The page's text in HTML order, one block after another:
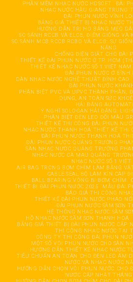
PHẦN MỀM NHẠC NƯỚC HDSOFT
ĐÀI
NHẠC NƯỚC HẬU GIANG TRUNG
ĐÀI PHUN NƯỚC VĨNH
BẢNG GIÁ THIẾT BỊ NHẠC NƯỚC
HƯỚNG DẪN TRỊ HO BẰNG MẸO
SO SÁNH RCCB VÀ ELCB, ĐIỂM GIỐNG VÀ
SO SÁNH MCB RCCB RCBO VÀ ELCB: SỰ
NĂNG
CHỐNG ĐIỆN GIẬT CHO ĐÀI
THIẾT KẾ ĐÀI PHUN NƯỚC Ở TP. HCM
THIẾT KẾ NHẠC NƯỚC SỐ 1 VIỆT
ĐÀI PHUN NƯỚC Ở BÌNH
DÀN NHẠC NƯỚC NGHỆ THUẬT ĐỈNH CAO
ĐÀI PHUN NƯỚC
PHÂN BIỆT PVC VÀ UPVC THÀNH PHẦN,
DỤNG, AN TOÀN SỨC
HẢI ĐĂNG
Ý NGHĨ SOLOGAN HẢI ĐĂNG:
PHÂN BIỆT ĐÈN LED ĐỔI MÀU
THIẾT KẾ THI CÔNG ĐÀI PHUN
NHẠC NƯỚC THANH HOÁ THIẾT KẾ THI
ĐÀI PHUN NƯỚC THANH HOÁ
ĐÀI PHUN NƯỚC QUẢNG TRƯỜNG
SÀN NHẠC NƯỚC QUẢNG TRƯỜNG
NHẠC NƯỚC CÀ MAU QUẢNG
NHẠC NƯỚC SỐ 1 VIỆT
AIR BAG TRONG BƠM CHÌM LÀM BẰNG
CABLE SEAL BỘ LÀM KÍN CÁP
BALL BEARING VÒNG BI BƠM CHÌM
THIẾT BỊ ĐÀI PHUN NƯỚC 2025
MẪU ĐÀI
BÁO GIÁ THI CÔNG
THIẾT KẾ ĐÀI PHUN NƯỚC PHAO
ĐÀI PHUN NƯỚC SẦM SƠN
HỆ THỐNG NHẠC NƯỚC SẦM
HỒ NHẠC NƯỚC SẦM SƠN THANH HOÁ
BẢNG GIÁ THIẾT BỊ ĐÀI PHUN NƯỚC CẬP
THI CÔNG NHẠC NƯỚC TẠI
CÔNG TY THI CÔNG ĐÀI PHUN
MỘT SỐ VÒI PHUN NƯỚC CHO SÀN
HƯỚNG DẪN THIẾT KẾ NHẠC NƯỚC
TIÊU CHUẨN AN TOÀN CHO ĐÈN LED ÂM
NƯỚC VÀ NHẠC NƯỚC
HƯỚNG DẪN CHỌN VÒI PHUN NƯỚC CHO
NƯỚC CẬP NHẬT